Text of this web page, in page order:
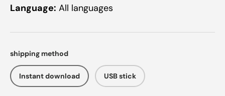
Language: All languages
shipping method
Instant download USB stick